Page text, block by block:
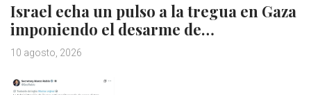
Israel echa un pulso a la tregua en Gaza
imponiendo el desarme de…
10 agosto, 2026